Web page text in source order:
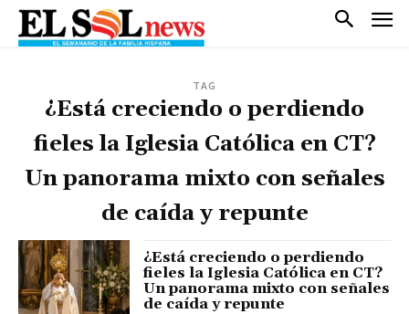
TAG
¿Está creciendo o perdiendo
fieles la Iglesia Católica en CT?
Un panorama mixto con señales
de caída y repunte
¿Está creciendo o perdiendo
fieles la Iglesia Católica en CT?
Un panorama mixto con señales
de caída y repunte